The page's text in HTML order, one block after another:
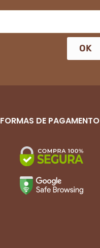
OK
FORMAS DE PAGAMENTO